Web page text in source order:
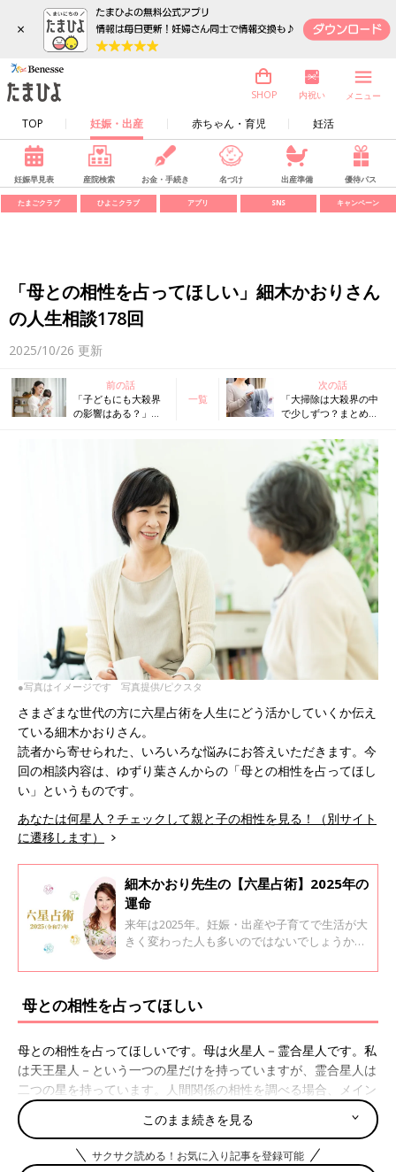
×
TOP 妊娠・出産 赤ちゃん・育児 妊活
SHOP 内祝い メニュー
妊娠早見表 産院検索 お金・手続き 名づけ 出産準備 優待パス
たまごクラブ ひよこクラブ アプリ SNS キャンペーン
「母との相性を占ってほしい」細木かおりさん
の人生相談178回
2025/10/26 更新
前の話
「子どもにも大殺界
の影響はある？」細
一覧
次の話
「大掃除は大殺界の中
で少しずつ？まとめ
の人生相談179回
●写真はイメージです 写真提供/ピクスタ
さまざまな世代の方に六星占術を人生にどう活かしていくか伝え
ている細木かおりさん。
読者から寄せられた、いろいろな悩みにお答えいただきます。今
回の相談内容は、ゆずり葉さんからの「母との相性を占ってほし
い」というものです。
あなたは何星人？チェックして親と子の相性を見る！（別サイト
に遷移します）
細木かおり先生の【六星占術】2025年の
運命
来年は2025年。妊娠・出産や子育てで生活が大
きく変わった人も多いのではないでしょうか。
なたの来年がどんな年になるか運命星ごとに教
母との相性を占ってほしい
母との相性を占ってほしいです。母は火星人－霊合星人です。私
は天王星人－という一つの星だけを持っていますが、霊合星人は
二つの星を持っています。人間関係の相性を調べる場合、メイン
となる星か、もう一つの星か、どちらの星を重視して人との相性
を調べたらよいのでしょうか。家族以外の人間関係の場合におい
ても教えていただきたいです。
（ゆずり葉：女性）
このまま続きを見る
サクサク読める！お気に入り記事を登録可能